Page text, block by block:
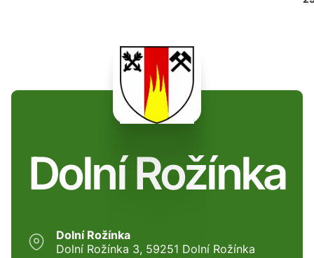
Dolní Rožínka
Dolní Rožínka
Dolní Rožínka 3, 59251 Dolní Rožínka